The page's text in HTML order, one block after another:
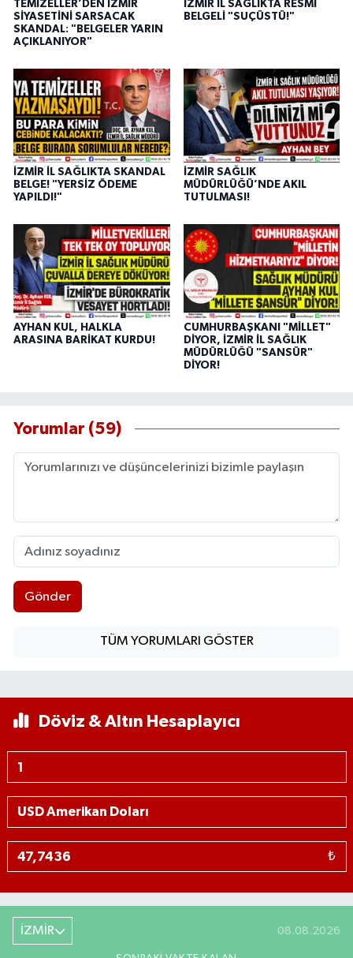
TEMİZELLER’DEN İZMİR
SİYASETİNİ SARSACAK
SKANDAL: "BELGELER YARIN
AÇIKLANIYOR"
İZMİR İL SAĞLIKTA RESMİ
BELGELİ "SUÇÜSTÜ!"
İZMİR İL SAĞLIKTA SKANDAL
BELGE! "YERSİZ ÖDEME
YAPILDI!"
İZMİR SAĞLIK
MÜDÜRLÜĞÜ’NDE AKIL
TUTULMASI!
AYHAN KUL, HALKLA
ARASINA BARİKAT KURDU!
CUMHURBAŞKANI "MİLLET"
DİYOR, İZMİR İL SAĞLIK
MÜDÜRLÜĞÜ "SANSÜR"
DİYOR!
Yorumlar (59)
Gönder
TÜM YORUMLARI GÖSTER
Döviz & Altın Hesaplayıcı
₺
İZMİR 08.08.2026